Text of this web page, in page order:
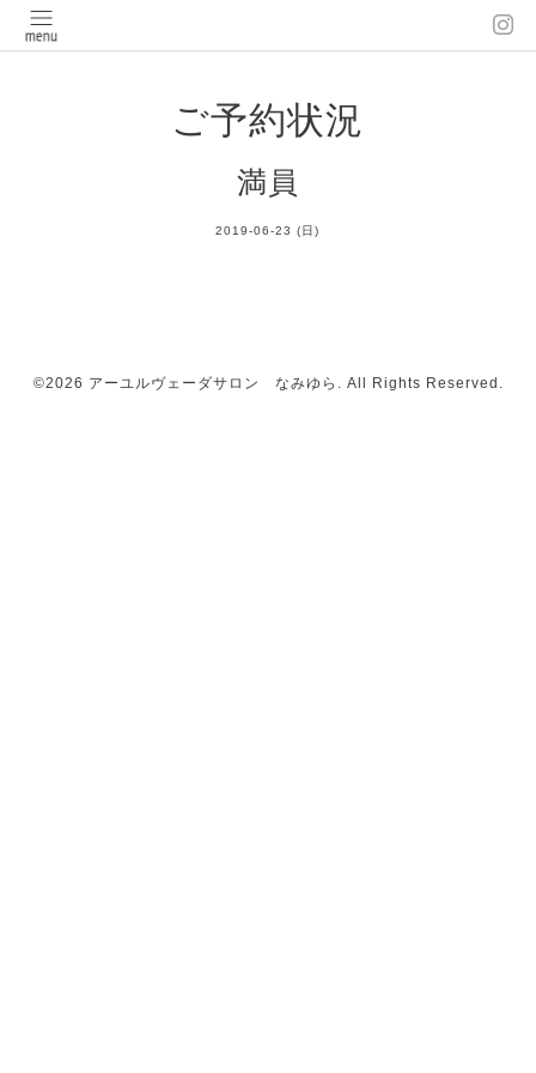
ご予約状況
満員
2019-06-23 (日)
©2026 アーユルヴェーダサロン なみゆら . All Rights Reserved.